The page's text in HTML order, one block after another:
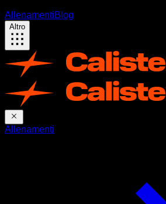
AllenamentiBlog
Altro
Allenamenti